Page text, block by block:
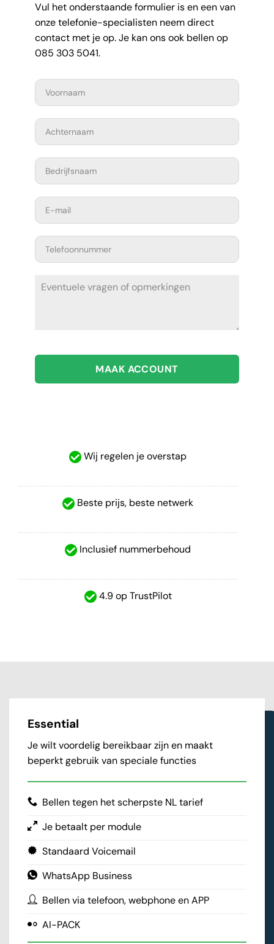
Vul het onderstaande formulier is en een van
onze telefonie-specialisten neem direct
contact met je op. Je kan ons ook bellen op
085 303 5041.
MAAK ACCOUNT
Wij regelen je overstap
Beste prijs, beste netwerk
Inclusief nummerbehoud
4.9 op TrustPilot
Essential
Je wilt voordelig bereikbaar zijn en maakt
beperkt gebruik van speciale functies
Bellen tegen het scherpste NL tarief
Je betaalt per module
Standaard Voicemail
WhatsApp Business
Bellen via telefoon, webphone en APP
AI-PACK